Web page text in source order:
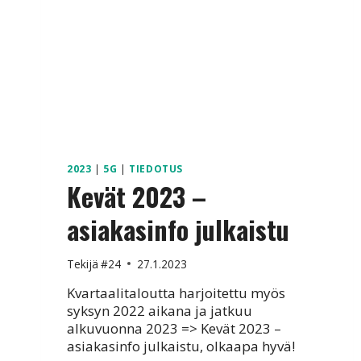
2023 | 5G | TIEDOTUS
Kevät 2023 –
asiakasinfo julkaistu
Tekijä #24 27.1.2023
Kvartaalitaloutta harjoitettu myös
syksyn 2022 aikana ja jatkuu
alkuvuonna 2023 => Kevät 2023 –
asiakasinfo julkaistu, olkaapa hyvä!